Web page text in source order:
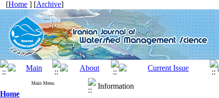
[Home ] [Archive]
Main Menu
Home
Information